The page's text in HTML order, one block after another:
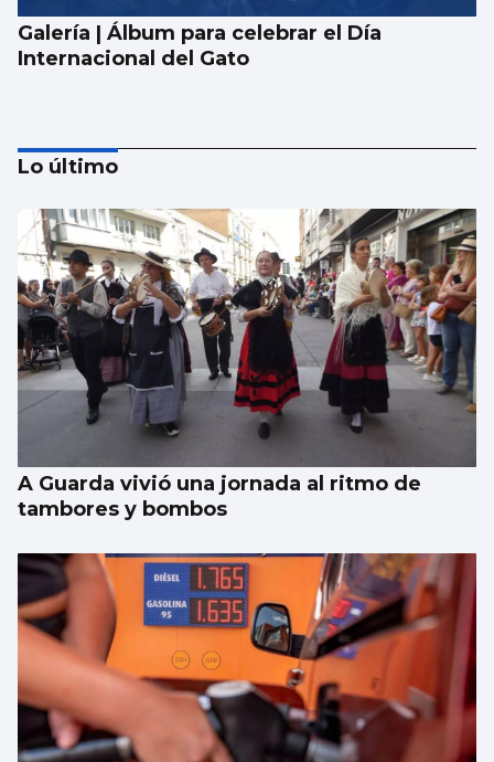
Galería | Álbum para celebrar el Día
Internacional del Gato
La UE lanza una campaña de ahorro
energético doméstico
Lo último
A Guarda vivió una jornada al ritmo de
tambores y bombos